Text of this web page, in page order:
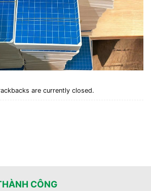
are currently closed.
CÔNG